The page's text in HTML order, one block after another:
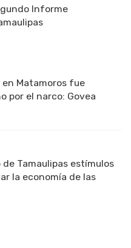
Informe
Matamoros fue
por el narco: Govea
Tamaulipas estímulos
la economía de las